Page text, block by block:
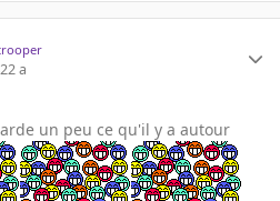
22 a
un peu ce qu'il y a autour